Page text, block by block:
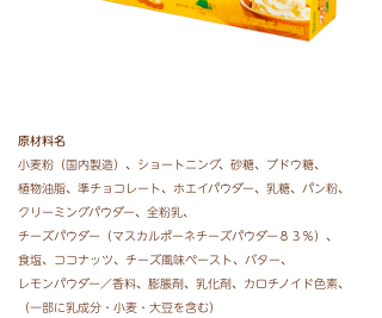
原材料名
小麦粉（国内製造）、 ショートニング、 砂糖、
ブドウ糖、
植物油脂、 準チョコレート、 ホエイパウダー、 乳糖、 パン粉、
クリーミングパウダー、 全粉乳、
チーズパウダー（マスカルポーネチーズパウダー８３％）、
食塩、 ココナッツ、 チーズ風味ペースト、 バター、
レモンパウダー／香料、 膨脹剤、 乳化剤、 カロチノイド色素、
（一部に乳成分・小麦・大豆を含む）